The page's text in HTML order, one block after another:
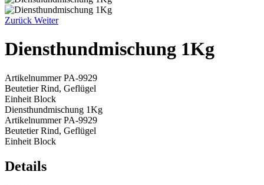
Zurück Weiter
Diensthundmischung 1Kg
ArtikelnummerPA-9929
BeutetierRind, Geflügel
Einheit Block
Diensthundmischung 1Kg
ArtikelnummerPA-9929
BeutetierRind, Geflügel
Einheit Block
Details